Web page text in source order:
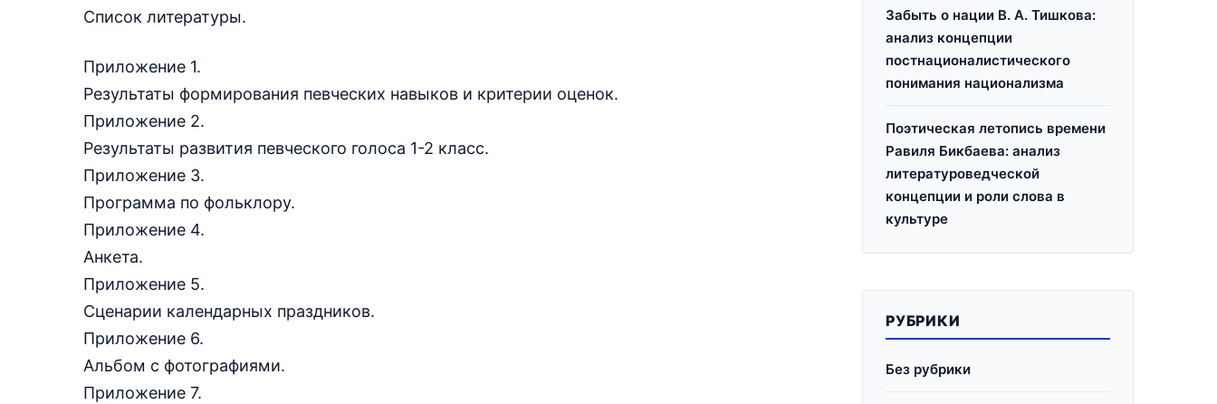
Список литературы.
Приложение 1.
Результаты формирования певческих навыков и критерии оценок.
Приложение 2.
Результаты развития певческого голоса 1-2 класс.
Приложение 3.
Программа по фольклору.
Приложение 4.
Анкета.
Приложение 5.
Сценарии календарных праздников.
Приложение 6.
Альбом с фотографиями.
Приложение 7.
Забыть о нации В. А. Тишкова:
анализ концепции
постнационалистического
понимания национализма
Поэтическая летопись времени
Равиля Бикбаева: анализ
литературоведческой
концепции и роли слова в
культуре
РУБРИКИ
Без рубрики